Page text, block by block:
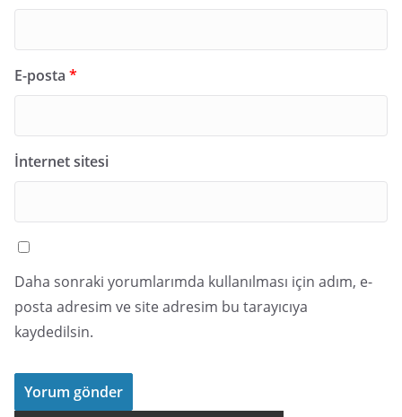
E-posta *
İnternet sitesi
Daha sonraki yorumlarımda kullanılması için adım, e-
posta adresim ve site adresim bu tarayıcıya
kaydedilsin.